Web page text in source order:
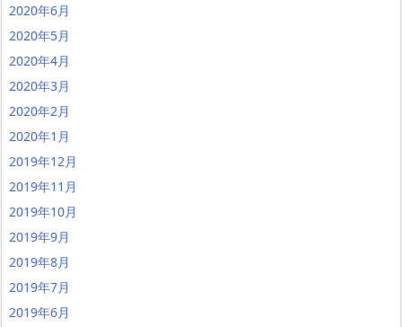
2020年6月
2020年5月
2020年4月
2020年3月
2020年2月
2020年1月
2019年12月
2019年11月
2019年10月
2019年9月
2019年8月
2019年7月
2019年6月